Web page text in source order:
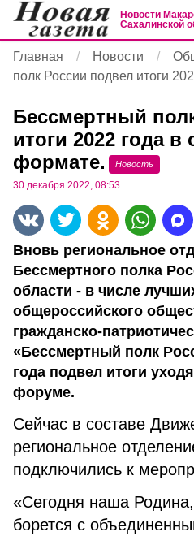
Новости
Сахалинской
Главная Новости
полк России подвел итоги
Бессмертный
итоги 2022 года в
формате.
Новость
30 декабря 2022, 08:53
Вновь региональное
Бессмертного полка
области - в числе
общероссийского
гражданско-
«Бессмертный полк
года подвел итоги
форуме.
Сейчас в составе
региональное
подключились к
«Сегодня наша
борется с